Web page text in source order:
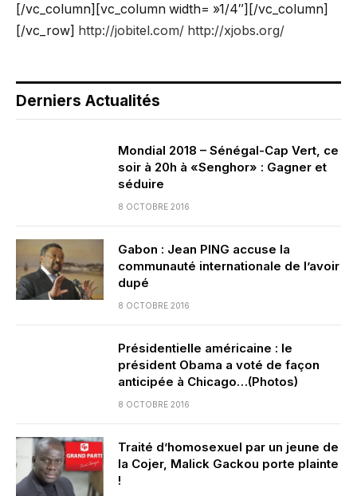
[/vc_column][vc_column width= »1/4″][/vc_column]
[/vc_row] http://jobitel.com/ http://xjobs.org/
Derniers Actualités
Mondial 2018 – Sénégal-Cap Vert, ce
soir à 20h à «Senghor» : Gagner et
séduire
8 OCTOBRE 2016
Gabon : Jean PING accuse la
communauté internationale de l’avoir
dupé
8 OCTOBRE 2016
Présidentielle américaine : le
président Obama a voté de façon
anticipée à Chicago…(Photos)
8 OCTOBRE 2016
Traité d’homosexuel par un jeune de
la Cojer, Malick Gackou porte plainte
!